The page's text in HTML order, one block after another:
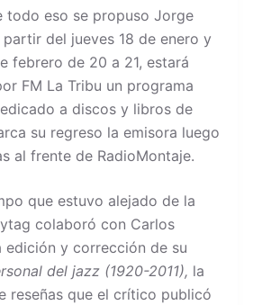
todo eso se propuso Jorge
del jueves 18 de enero y
febrero de 20 a 21, estará
FM La Tribu un programa
a discos y libros de
su regreso la emisora luego
al frente de RadioMontaje.
que estuvo alejado de la
colaboró con Carlos
edición y corrección de su
del jazz (1920-2011), la
reseñas que el crítico publicó